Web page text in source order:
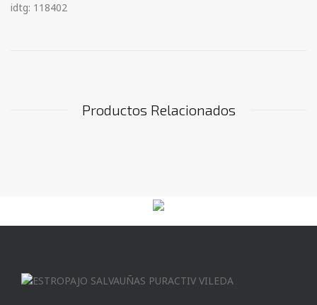
idtg: 118402
Productos Relacionados